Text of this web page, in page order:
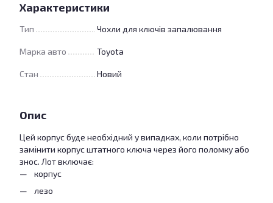
Характеристики
Тип Чохли для ключів запалювання
Марка авто Toyota
Стан Новий
Опис
Цей корпус буде необхідний у випадках, коли потрібно
замінити корпус штатного ключа через його поломку або
знос. Лот включає:
корпус
лезо